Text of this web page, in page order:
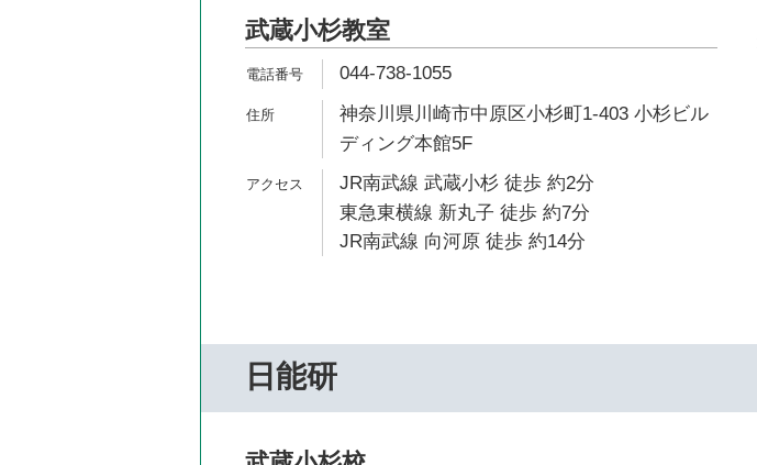
武蔵小杉教室
044-738-1055
神奈川県川崎市中原区小杉町1-403 小杉ビル
ディング本館5F
JR南武線 武蔵小杉 徒歩 約2分
東急東横線 新丸子 徒歩 約7分
JR南武線 向河原 徒歩 約14分
日能研